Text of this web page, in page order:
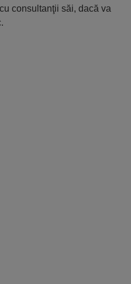
consultanţii săi, dacă va